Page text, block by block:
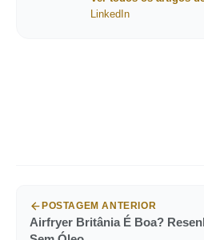
LinkedIn
POSTAGEM ANTERIOR
Airfryer Britânia É Boa?